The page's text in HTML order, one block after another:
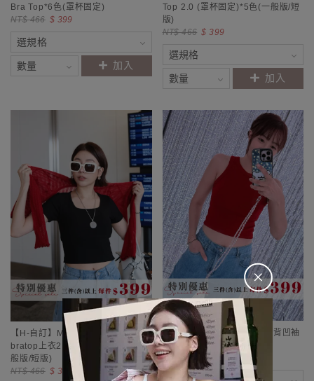
＋
Bra Top*6色(罩杯固定)
NT$ 466 $ 399
加入
Top 2.0 (罩杯固定)*5色(一般版/短
版)
NT$ 466 $ 399
加入
【H-自訂】MIT❤方領莫代爾棉
bratop上衣2.0(罩杯固定)*4色(一
般版/短版)
NT$ 466 $ 399
【售完不補】H自訂MIT❤挖背凹袖
包邊Bra 背心(一般版/短版)
NT$ 466
$ 399